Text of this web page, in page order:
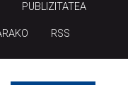
PUBLIZITATEA
RSS